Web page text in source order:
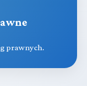
prawnych.